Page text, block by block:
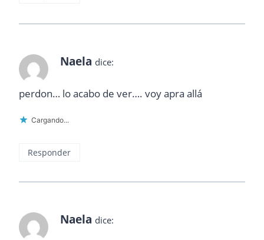
Naela dice:
perdon… lo acabo de ver…. voy apra allá
Cargando...
Responder
Naela dice: